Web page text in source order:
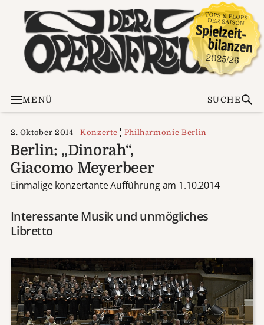
MENÜ SUCHE
2. Oktober 2014 Konzerte Philharmonie Berlin
Berlin: „Dinorah“,
Giacomo Meyerbeer
Einmalige konzertante Aufführung am 1.10.2014
Interessante Musik und unmögliches
Libretto